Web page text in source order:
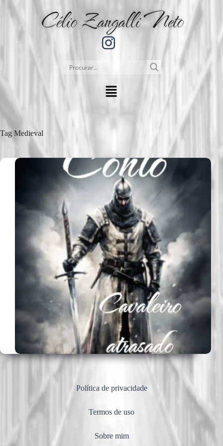
Célio Zangalli Neto
Tag Medieval
Política de privacidade
Termos de uso
Sobre mim